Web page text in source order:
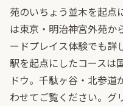
苑のいちょう並木を起点
は東京・明治神宮外苑か
ードプレイス体験でも詳
駅を起点にしたコースは
ドウ。千駄ヶ谷・北参道
わせてご覧ください。グ